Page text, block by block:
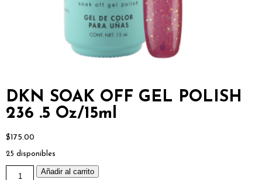
DKN SOAK OFF GEL POLISH
236 .5 Oz/15ml
$175.00
25 disponibles
DKN
SOAK
Añadir al carrito